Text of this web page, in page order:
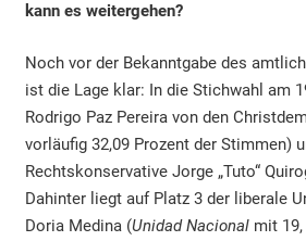
kann es weitergehen?
Noch vor der Bekanntgabe des
ist die Lage klar: In die Stichwahl am
Rodrigo Paz Pereira von den
vorläufig 32,09 Prozent der Stimmen)
Rechtskonservative Jorge „Tuto“
Dahinter liegt auf Platz 3 der liberale
Doria Medina (Unidad Nacionalmit 19,